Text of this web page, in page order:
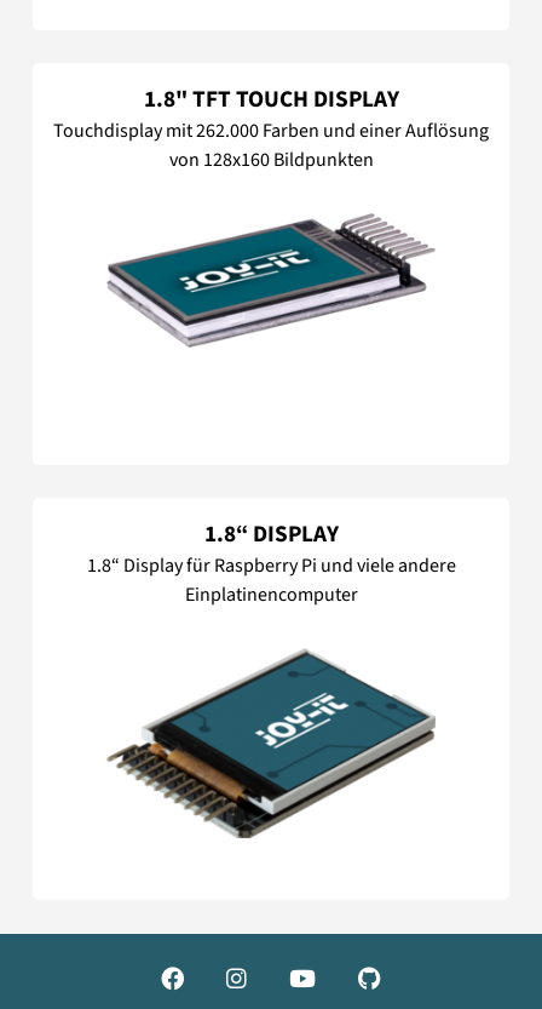
1.8" TFT TOUCH DISPLAY
Touchdisplay mit 262.000 Farben und einer Auflösung
von 128x160 Bildpunkten
1.8“ DISPLAY
1.8“ Display für Raspberry Pi und viele andere
Einplatinencomputer
   